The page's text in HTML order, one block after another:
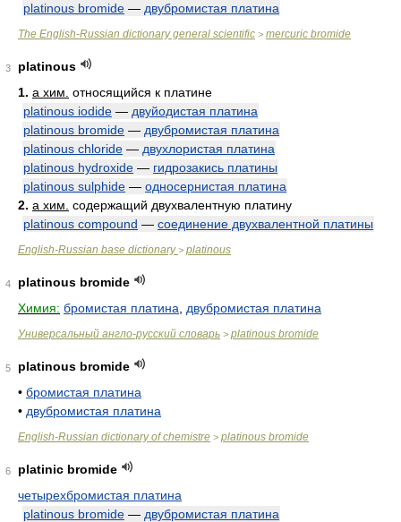
platinous bromide — двубромистая платина
The English-Russian dictionary general scientific > mercuric bromide
3
platinous
1. a хим. относящийся к платине
platinous iodide — двуйодистая платина
platinous bromide — двубромистая платина
platinous chloride — двухлористая платина
platinous hydroxide — гидрозакись платины
platinous sulphide — односернистая платина
2. a хим. содержащий двухвалентную платину
platinous compound — соединение двухвалентной платины
English-Russian base dictionary> platinous
4
platinous bromide
Химия: бромистая платина двубромистая платина
Универсальный англо-русский словарь > platinous bromide
5
platinous bromide
• бромистая платина
• двубромистая платина
English-Russian dictionary of chemistre > platinous bromide
6
platinic bromide
четырехбромистая платина
platinous bromide — двубромистая платина